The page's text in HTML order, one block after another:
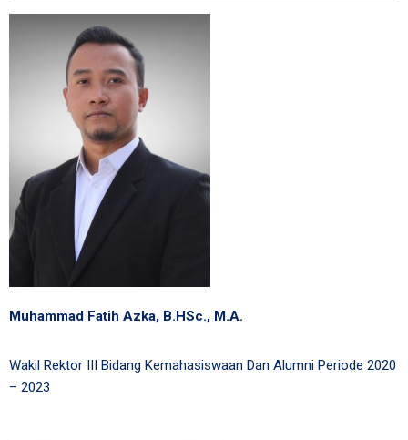
Muhammad Fatih Azka, B.HSc., M.A.
Wakil Rektor III Bidang Kemahasiswaan Dan Alumni Periode 2020
– 2023